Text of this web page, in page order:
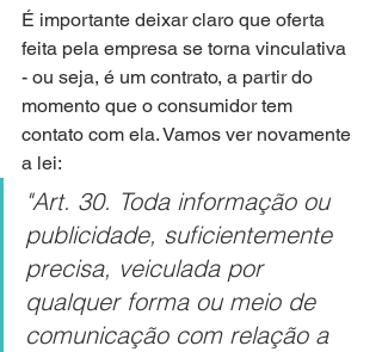
É importante deixar claro que oferta
feita pela empresa se torna vinculativa
- ou seja, é um contrato, a partir do
momento que o consumidor tem
contato com ela. Vamos ver novamente
a lei:
"Art. 30. Toda informação ou
publicidade, suficientemente
precisa, veiculada por
qualquer forma ou meio de
comunicação com relação a